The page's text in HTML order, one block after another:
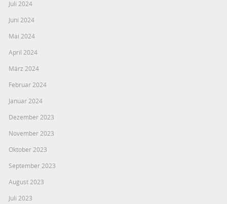
Juli 2024
Juni 2024
Mai 2024
April 2024
März 2024
Februar 2024
Januar 2024
Dezember 2023
November 2023
Oktober 2023
September 2023
August 2023
Juli 2023